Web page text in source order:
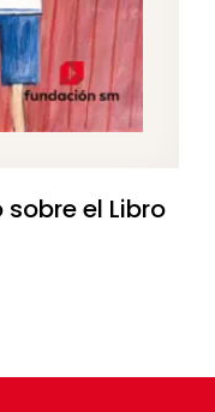
el Libro